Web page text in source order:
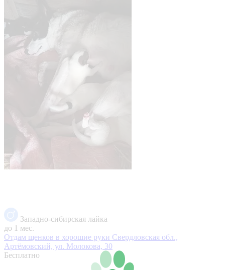
Западно-сибирская лайка
до 1 мес.
Отдам щенков в хорошие руки Свердловская обл.,
Артёмовский, ул. Молокова, 30
Бесплатно